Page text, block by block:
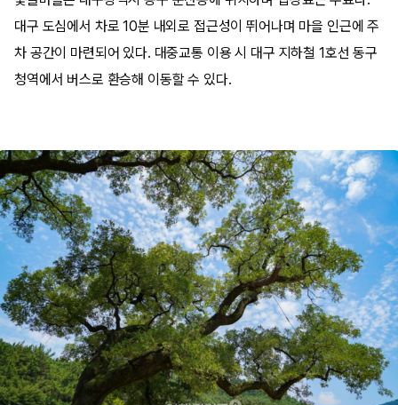
대구 도심에서 차로 10분 내외로 접근성이 뛰어나며 마을 인근에 주
차 공간이 마련되어 있다. 대중교통 이용 시 대구 지하철 1호선 동구
청역에서 버스로 환승해 이동할 수 있다.